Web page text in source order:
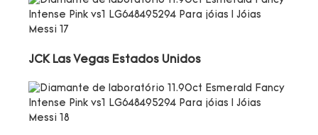
JCK Las Vegas Estados Unidos